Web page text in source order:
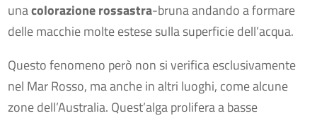
unacolorazione rossastra-bruna andando a formare
delle macchie molte estese sulla superficie dell’acqua.
Questo fenomeno però non si verifica esclusivamente
nel Mar Rosso, ma anche in altri luoghi, come alcune
zone dell’Australia. Quest’alga prolifera a basse